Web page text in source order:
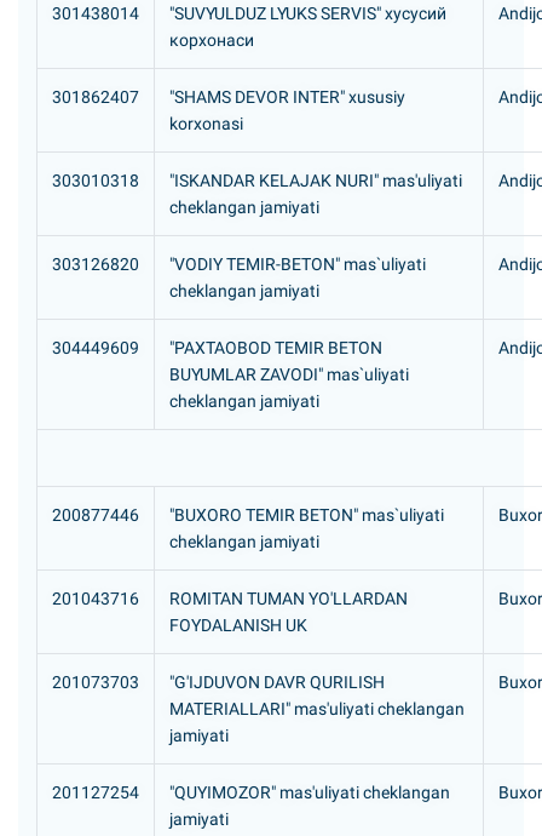
301438014
"SUVYULDUZ LYUKS SERVIS" хусусий
корхонаси
301862407
"SHAMS DEVOR INTER" xususiy
korxonasi
303010318
"ISKANDAR KELAJAK NURI" mas'uliyati
cheklangan jamiyati
303126820
"VODIY TEMIR-BETON" mas`uliyati
cheklangan jamiyati
304449609
"PAXTAOBOD TEMIR BETON
BUYUMLAR ZAVODI" mas`uliyati
cheklangan jamiyati
200877446
"BUXORO TEMIR BETON" mas`uliyati
cheklangan jamiyati
201043716
ROMITAN TUMAN YO'LLARDAN
FOYDALANISH UK
201073703
"G'IJDUVON DAVR QURILISH
MATERIALLARI" mas'uliyati cheklangan
jamiyati
201127254
"QUYIMOZOR" mas'uliyati cheklangan
jamiyati